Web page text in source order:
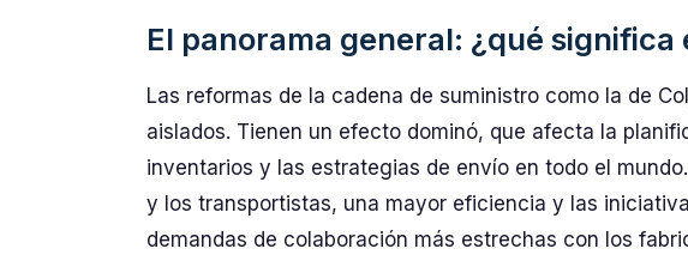
El panorama general: ¿qué
Las reformas de la cadena de suministro como la de
aislados. Tienen un efecto dominó, que afecta la
inventarios y las estrategias de envío en todo el
y los transportistas, una mayor eficiencia y las
demandas de colaboración más estrechas con los